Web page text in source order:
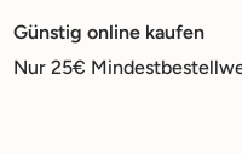
Günstig online kaufen
Nur 25€